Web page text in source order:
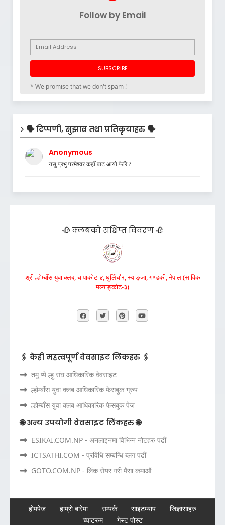
Follow by Email
* We promise that we don't spam !
🗣️ टिप्पणी, सुझाव तथा प्रतिकृयाहरु 🗣️
Anonymous
यसु प्रभु परमेश्वर कहाँ बाट आयो फेरि ?
🥀 क्लबको संक्षिप्त विवरण 🥀
श्री ल्होम्बाँस युवा क्लब, चापाकोट-४, घुर्लिचौर, स्याङ्जा, गण्डकी, नेपाल (साविक
मल्याङ्कोट-३)
🖇️ केही महत्वपूर्ण वेवसाइट लिंकहरु 🖇️
तमु प्ये ल्हु संघ आधिकारिक वेवसाइट
ल्होम्बाँस युवा क्लब आधिकारिक फेसबुक ग्रुप
ल्होम्बाँस युवा क्लब आधिकारिक फेसबुक पेज
🌐 अन्य उपयोगी वेवसाइट लिंकहरु 🌐
ESIKAI.COM.NP - अनलाइनमा विभिन्न नोटहरु पढौं
ICTSATHI.COM - प्रविधि सम्बन्धि ब्लग पढौं
GOTO.COM.NP - लिंक सेयर गरी पैसा कमाऔं
होमपेज हाम्रो बारेमा सम्पर्क साइटम्याप
जिज्ञासाहरु
च्याटरुम
गेस्ट पोस्ट